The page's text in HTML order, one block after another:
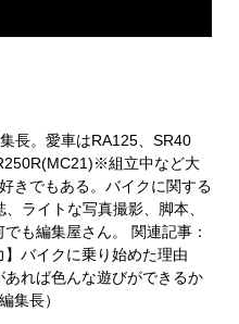
長。愛車はRA125、SR40
組立中など大
きでもある。バイクに関する
ライトな写真撮影、脚本、
も編集屋さん。 関連記事：
】バイクに乗り始めた理由
あれば色んな遊びができるか
集長）